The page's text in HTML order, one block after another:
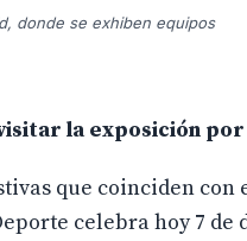
donde se exhiben equipos
la exposición por
que coinciden con
celebra hoy 7